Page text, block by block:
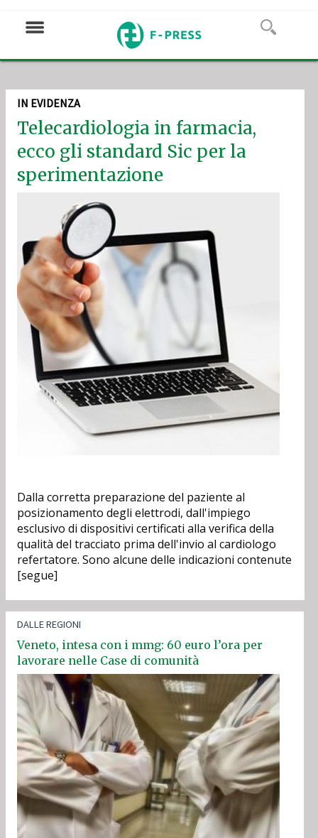
IN EVIDENZA
Telecardiologia in farmacia,
ecco gli standard Sic per la
sperimentazione
Dalla corretta preparazione del paziente al
posizionamento degli elettrodi, dall'impiego
esclusivo di dispositivi certificati alla verifica della
qualità del tracciato prima dell'invio al cardiologo
refertatore. Sono alcune delle indicazioni contenute
[segue]
DALLE REGIONI
Veneto, intesa con i mmg: 60 euro l’ora per
lavorare nelle Case di comunità